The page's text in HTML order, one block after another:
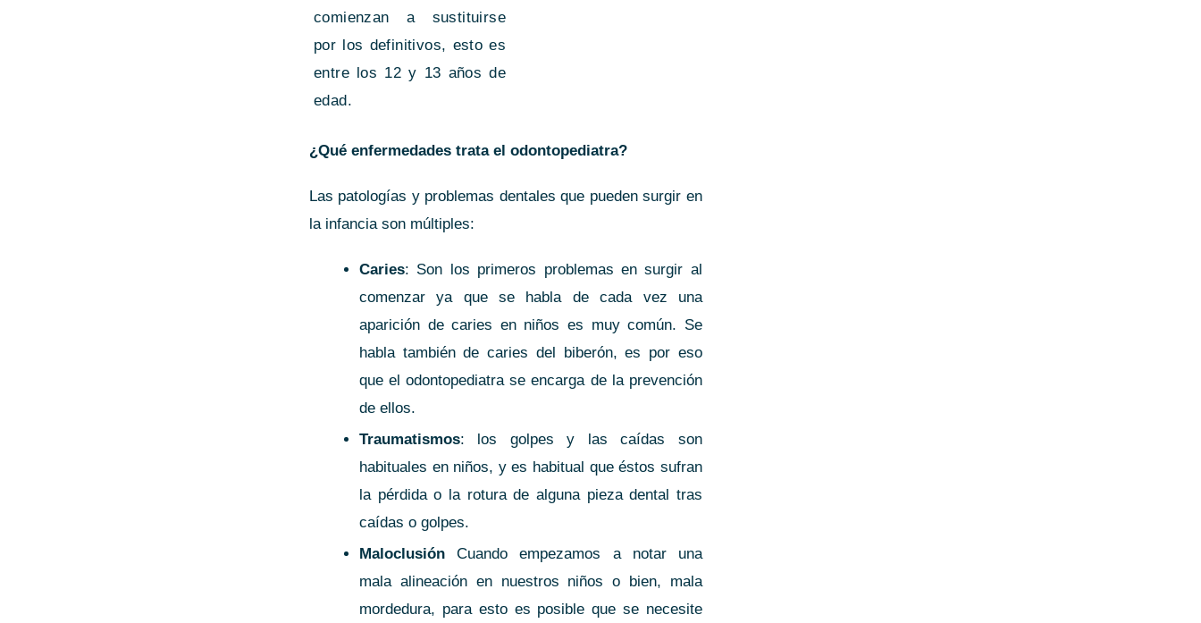
comienzan a sustituirse
por los definitivos, esto es
entre los 12 y 13 años de
edad.
¿Qué enfermedades trata el odontopediatra?
Las patologías y problemas dentales que pueden surgir en
la infancia son múltiples:
Caries: Son los primeros problemas en surgir al
comenzar ya que se habla de cada vez una
aparición de caries en niños es muy común. Se
habla también de caries del biberón, es por eso
que el odontopediatra se encarga de la prevención
de ellos.
Traumatismos: los golpes y las caídas son
habituales en niños, y es habitual que éstos sufran
la pérdida o la rotura de alguna pieza dental tras
caídas o golpes.
Maloclusión Cuando empezamos a notar una
mala alineación en nuestros niños o bien, mala
mordedura, para esto es posible que se necesite